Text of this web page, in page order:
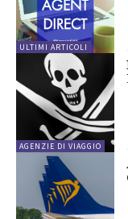
ULTIMI ARTICOLI
AGENZIE DI VIAGGIO